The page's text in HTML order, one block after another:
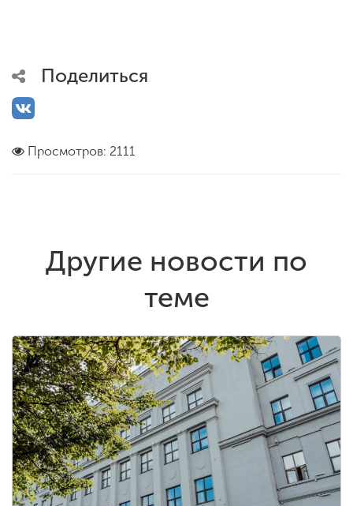
Поделиться
Просмотров: 2111
Другие новости по
теме